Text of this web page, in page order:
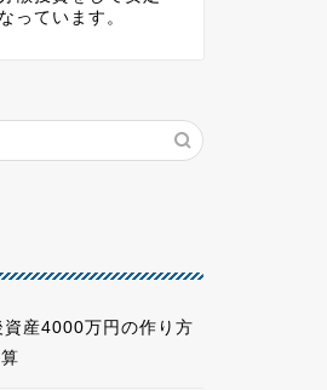
っています。
産4000万円の作り方